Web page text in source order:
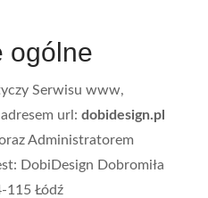
ogólne
Serwisu www,
url: dobidesign.pl
Administratorem
DobiDesign Dobromiła
115 Łódź